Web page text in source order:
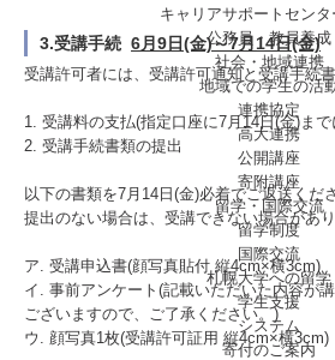
キャリアサポートセン
公務員・教員養成
社会・地域連携
地域での学生の活
連携協定
高大連携
公開講座
寄附講座
留学・国際交流
留学制度
国際交流
札幌大学への留学
学生支援
システム
寄付のご案内
3.受講手続 6月9日(金)～7月14日(金)
受講許可者には、受講許可通知と受講手続
1. 受講料の支払(指定口座に7月14日(金)ま
2. 受講手続書類の提出
以下の書類を7月14日(金)必着でご返送くだ
提出のない場合は、受講できない場合があり
ア. 受講申込書(顔写真貼付 縦4cm×横3cm)
イ. 事前アンケート(記載いただいた内容が
ございますので、ご了承ください。)
ウ. 顔写真1枚(受講許可証用 縦4cm×横3cm)